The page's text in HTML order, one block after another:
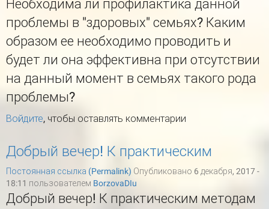
Необходима ли профилактика данной
проблемы в "здоровых" семьях? Каким
образом ее необходимо проводить и
будет ли она эффективна при отсутствии
на данный момент в семьях такого рода
проблемы?
Войдите, чтобы оставлять комментарии
Добрый вечер! К практическим
Постоянная ссылка (Permalink) Опубликовано 6 декабря, 2017 -
18:11 пользователем BorzovaDIu
Добрый вечер! К практическим методам